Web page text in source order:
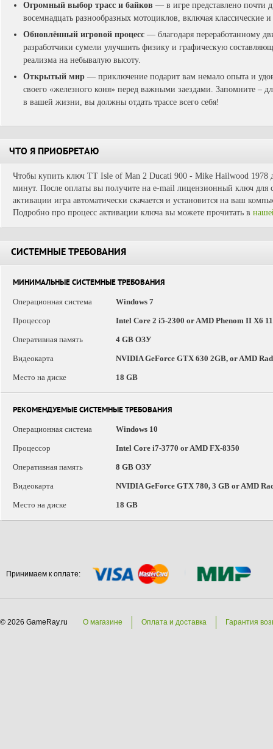
Огромный выбор трасс и байков — в игре представлено почти
восемнадцать разнообразных мотоциклов, включая классические
Обновлённый игровой процесс — благодаря переработанному
разработчики сумели улучшить физику и графическую
реализма на небывалую высоту.
Открытый мир — приключение подарит вам немало опыта и
своего «железного коня» перед важными заездами. Запомните –
в вашей жизни, вы должны отдать трассе всего себя!
ЧТО Я ПРИОБРЕТАЮ
Чтобы купить ключ TT Isle of Man 2 Ducati 900 - Mike Hailwood 1978
минут. После оплаты вы получите на e-mail лицензионный ключ для
активации игра автоматически скачается и установится на ваш
Подробно про процесс активации ключа вы можете прочитать в
СИСТЕМНЫЕ ТРЕБОВАНИЯ
МИНИМАЛЬНЫЕ СИСТЕМНЫЕ ТРЕБОВАНИЯ
Операционная система
Windows 7
Процессор Intel Core 2 i5-2300 or AMD Phenom II X6
Оперативная память 4 GB ОЗУ
Видеокарта NVIDIA GeForce GTX 630 2GB, or AMD
Место на диске 18 GB
РЕКОМЕНДУЕМЫЕ СИСТЕМНЫЕ ТРЕБОВАНИЯ
Операционная система
Windows 10
Процессор Intel Core i7-3770 or AMD FX-8350
Оперативная память 8 GB ОЗУ
Видеокарта NVIDIA GeForce GTX 780, 3 GB or AMD
Место на диске 18 GB
Принимаем к оплате:
© 2026 GameRay.ru О магазине Оплата и доставка Гарантия